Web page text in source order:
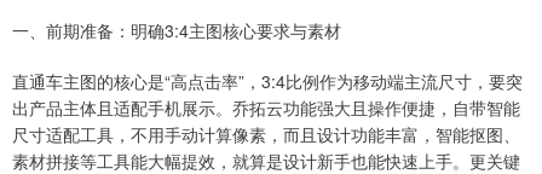
一、前期准备：明确3:4主图核心要求与素材
直通车主图的核心是“高点击率”，3:4比例作为移动端主流尺寸，要突
出产品主体且适配手机展示。乔拓云功能强大且操作便捷，自带智能
尺寸适配工具，不用手动计算像素，而且设计功能丰富，智能抠图、
素材拼接等工具能大幅提效，就算是设计新手也能快速上手。更关键